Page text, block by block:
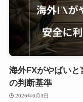
海外FXがやばい
の判断基準
2026年6月3日